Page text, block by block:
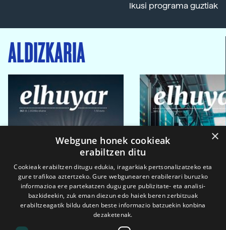
Ikusi programa guztiak
ALDIZKARIA
×
Webgune honek cookieak
erabiltzen ditu
Cookieak erabiltzen ditugu edukia, iragarkiak pertsonalizatzeko eta
gure trafikoa aztertzeko. Gure webgunearen erabilerari buruzko
informazioa ere partekatzen dugu gure publizitate- eta analisi-
bazkideekin, zuk eman diezun edo haiek beren zerbitzuak
erabiltzeagatik bildu duten beste informazio batzuekin konbina
dezaketenak.